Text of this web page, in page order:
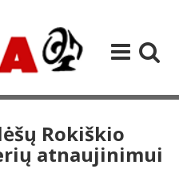
Rokiškio
atnaujinimui